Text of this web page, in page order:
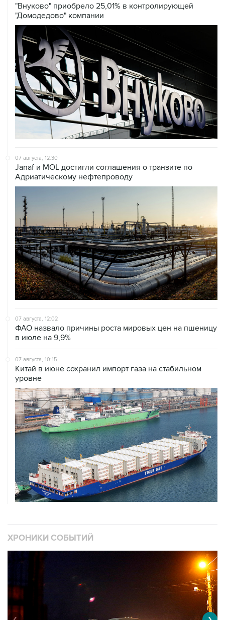
07 августа, 12:30
Адриатическому нефтепроводу
07 августа, 12:02
в июле на 9,9%
07 августа, 10:15
уровне
❮ ❯